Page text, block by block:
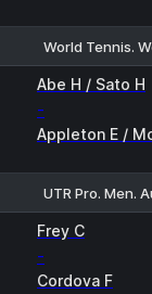
World Tennis.
Abe H / Sato H
-
Appleton E /
UTR Pro. Men.
Frey C
-
Cordova F